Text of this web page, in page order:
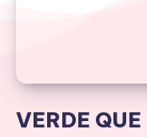
VERDE